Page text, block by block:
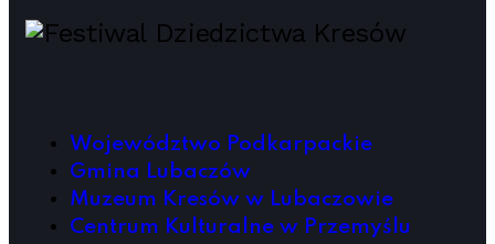
Województwo Podkarpackie
Gmina Lubaczów
Muzeum Kresów w Lubaczowie
Centrum Kulturalne w Przemyślu